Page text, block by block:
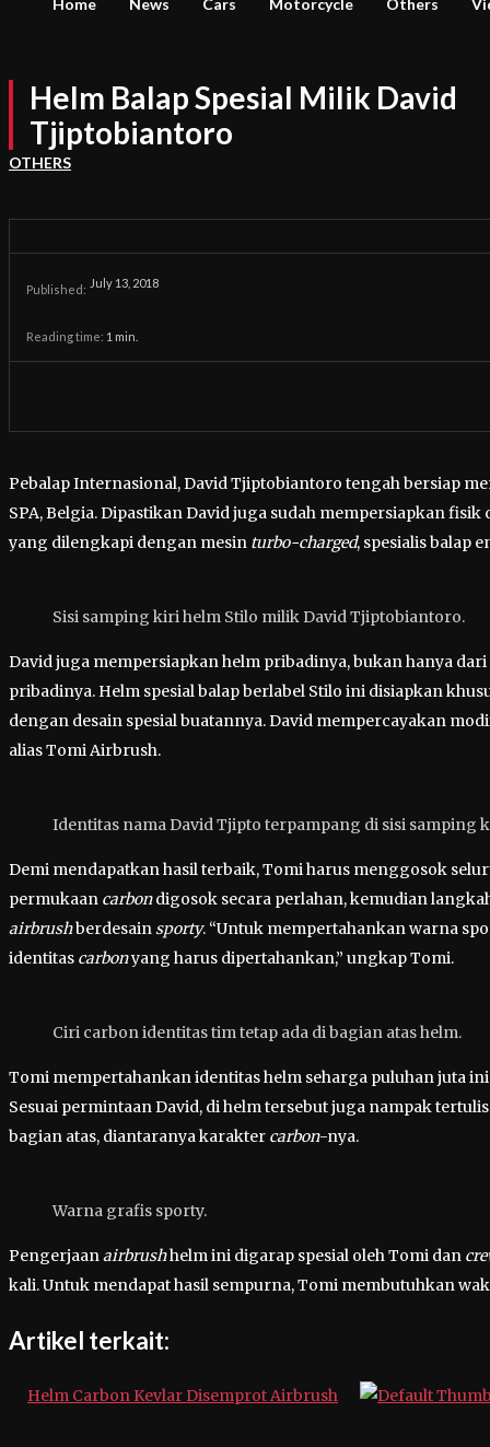
Home News Cars Motorcycle Others
Helm Balap Spesial Milik David
Tjiptobiantoro
OTHERS
Published: July 13, 2018
Reading time: 1 min.
Pebalap Internasional, David Tjiptobiantoro tengah bersiap
SPA, Belgia. Dipastikan David juga sudah mempersiapkan
yang dilengkapi dengan mesin turbo-charged, spesialis balap
Sisi samping kiri helm Stilo milik David Tjiptobiantoro.
David juga mempersiapkan helm pribadinya, bukan hanya
pribadinya. Helm spesial balap berlabel Stilo ini disiapkan
dengan desain spesial buatannya. David mempercayakan
alias Tomi Airbrush.
Identitas nama David Tjipto terpampang di sisi samping
Demi mendapatkan hasil terbaik, Tomi harus menggosok
permukaan carbondigosok secara perlahan, kemudian
airbrushberdesainsporty. “Untuk mempertahankan warna
identitas carbonyang harus dipertahankan,” ungkap Tomi.
Ciri carbon identitas tim tetap ada di bagian atas helm.
Tomi mempertahankan identitas helm seharga puluhan juta
Sesuai permintaan David, di helm tersebut juga nampak
bagian atas, diantaranya karakter carbon-nya.
Warna grafis sporty.
Pengerjaanairbrushhelm ini digarap spesial oleh Tomi dan
kali. Untuk mendapat hasil sempurna, Tomi membutuhkan
Artikel terkait:
Helm Carbon Kevlar Disemprot Airbrush